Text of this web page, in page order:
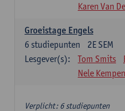
Karen Van
Groeistage Engels
2E SEM
6 studiepunten
Lesgever(s):
Tom Smits
Nele
Verplicht: 6 studiepunten